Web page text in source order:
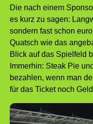
Die nach einem
es kurz zu sagen:
sondern fast schon
Quatsch wie das
Blick auf das Spielfeld
Immerhin: Steak Pie
bezahlen, wenn man
für das Ticket noch